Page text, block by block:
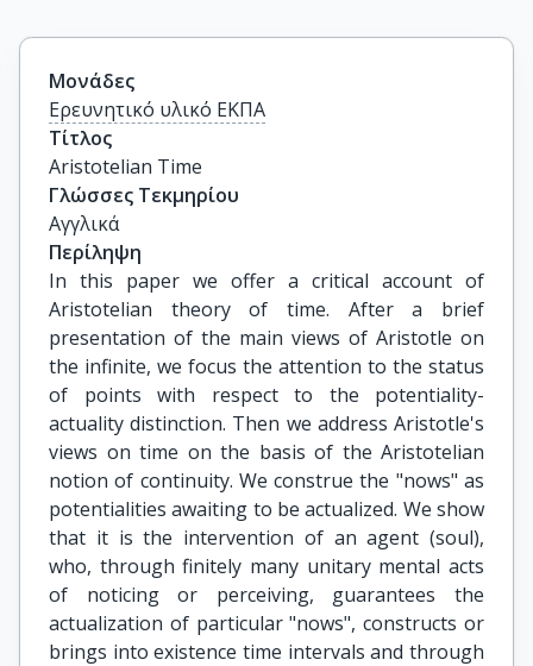
Μονάδες
Ερευνητικό υλικό ΕΚΠΑ
Τίτλος
Aristotelian Time
Γλώσσες Τεκμηρίου
Αγγλικά
Περίληψη
In this paper we offer a critical account of
Aristotelian theory of time. After a brief
presentation of the main views of Aristotle on
the infinite, we focus the attention to the status
of points with respect to the potentiality-
actuality distinction. Then we address Aristotle's
views on time on the basis of the Aristotelian
notion of continuity. We construe the "nows" as
potentialities awaiting to be actualized. We show
that it is the intervention of an agent (soul),
who, through finitely many unitary mental acts
of noticing or perceiving, guarantees the
actualization of particular "nows", constructs or
brings into existence time intervals and through